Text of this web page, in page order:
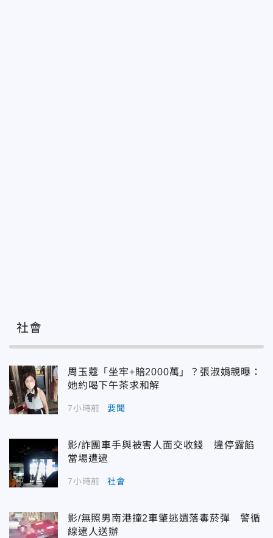
社會
周玉蔻「坐牢+賠2000萬」？張淑娟親曝：
她約喝下午茶求和解
7小時前 要聞
影/詐團車手與被害人面交收錢 違停露餡
當場遭逮
7小時前 社會
影/無照男南港撞2車肇逃遺落毒菸彈 警循
線逮人送辦